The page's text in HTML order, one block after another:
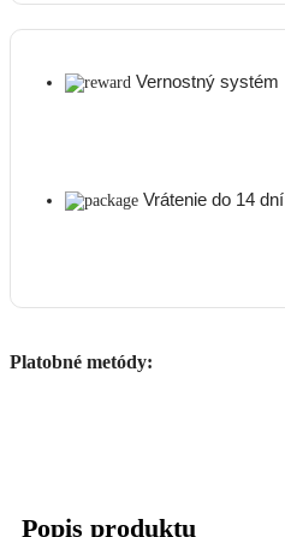
Vernostný systém
Vrátenie do 14 dní
Platobné metódy:
Popis produktu